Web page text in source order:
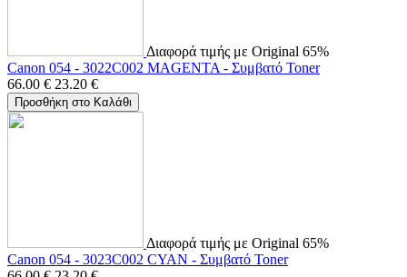
Διαφορά τιμής με Original 65%
Canon 054 - 3022C002 MAGENTA - Συμβατό Toner
66.00 € 23.20 €
Προσθήκη στο Καλάθι
Διαφορά τιμής με Original 65%
Canon 054 - 3023C002 CYAN - Συμβατό Toner